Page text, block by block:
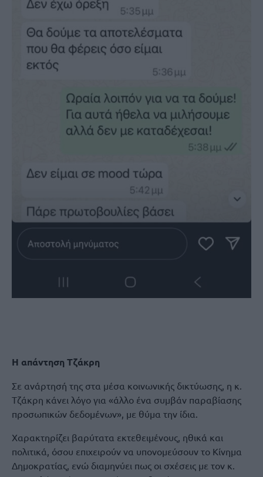
Η απάντηση Τζάκρη
Σε ανάρτησή της στα μέσα κοινωνικής δικτύωσης, η κ.
Τζάκρη κάνει λόγο για «άλλο ένα συμβάν παραβίασης
προσωπικών δεδομένων», με θύμα την ίδια.
Χαρακτηρίζει βαρύτατα εκτεθειμένους, ηθικά και
πολιτικά, όσου επιχειρούν να υπονομεύσουν το Κίνημα
Δημοκρατίας, ενώ διαμηνύει πως οι σχέσεις με τον κ.